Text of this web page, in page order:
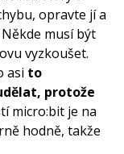
opravte jí a
musí být
vyzkoušet.
asi to
protože
micro:bit je na
hodně, takže